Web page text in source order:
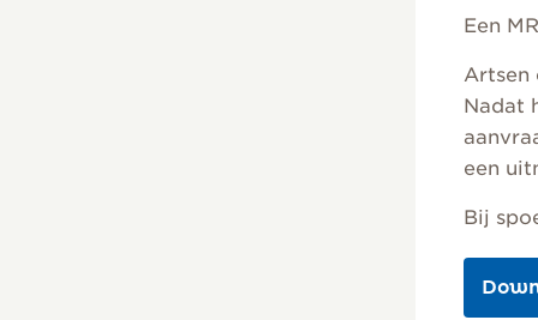
Een
Artsen
Nadat
een
Bij